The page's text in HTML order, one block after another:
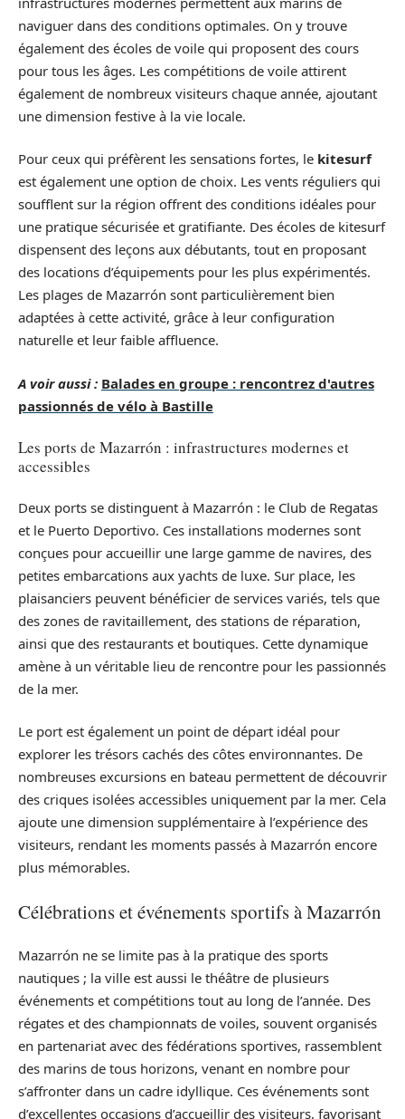
naviguer dans des conditions optimales. On y trouve
également des écoles de voile qui proposent des cours
pour tous les âges. Les compétitions de voile attirent
également de nombreux visiteurs chaque année, ajoutant
une dimension festive à la vie locale.
Pour ceux qui préfèrent les sensations fortes, le kitesurf
est également une option de choix. Les vents réguliers qui
soufflent sur la région offrent des conditions idéales pour
une pratique sécurisée et gratifiante. Des écoles de kitesurf
dispensent des leçons aux débutants, tout en proposant
des locations d’équipements pour les plus expérimentés.
Les plages de Mazarrón sont particulièrement bien
adaptées à cette activité, grâce à leur configuration
naturelle et leur faible affluence.
A voir aussi : Balades en groupe : rencontrez d'autres
passionnés de vélo à Bastille
Les ports de Mazarrón : infrastructures modernes et
accessibles
Deux ports se distinguent à Mazarrón : le Club de Regatas
et le Puerto Deportivo. Ces installations modernes sont
conçues pour accueillir une large gamme de navires, des
petites embarcations aux yachts de luxe. Sur place, les
plaisanciers peuvent bénéficier de services variés, tels que
des zones de ravitaillement, des stations de réparation,
ainsi que des restaurants et boutiques. Cette dynamique
amène à un véritable lieu de rencontre pour les passionnés
de la mer.
Le port est également un point de départ idéal pour
explorer les trésors cachés des côtes environnantes. De
nombreuses excursions en bateau permettent de découvrir
des criques isolées accessibles uniquement par la mer. Cela
ajoute une dimension supplémentaire à l’expérience des
visiteurs, rendant les moments passés à Mazarrón encore
plus mémorables.
Célébrations et événements sportifs à Mazarrón
Mazarrón ne se limite pas à la pratique des sports
nautiques ; la ville est aussi le théâtre de plusieurs
événements et compétitions tout au long de l’année. Des
régates et des championnats de voiles, souvent organisés
en partenariat avec des fédérations sportives, rassemblent
des marins de tous horizons, venant en nombre pour
s’affronter dans un cadre idyllique. Ces événements sont
d’excellentes occasions d’accueillir des visiteurs, favorisant